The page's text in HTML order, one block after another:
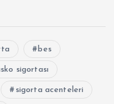
bes
sigortası
sigorta acenteleri